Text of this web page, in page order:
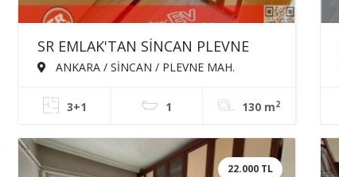
SR EMLAK'TAN SİNCAN PLEVNE
MAH'DE 3+1 130m² ÖN CEPHE ARA
ANKARA / SİNCAN / PLEVNE MAH.
3+1 1 130 m2
22.000 TL